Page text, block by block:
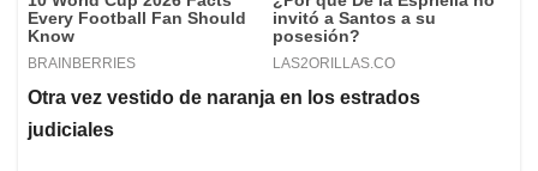
Otra vez vestido de naranja en los estrados
judiciales